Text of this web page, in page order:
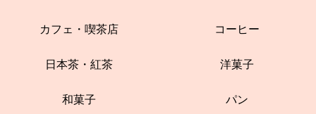
カフェ・喫茶店 コーヒー
日本茶・紅茶 洋菓子
和菓子 パン